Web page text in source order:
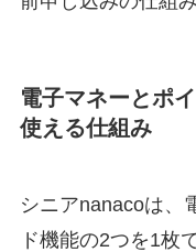
電子マネーとポ
使える仕組み
シニアnanacoは、
ド機能の2つを1枚